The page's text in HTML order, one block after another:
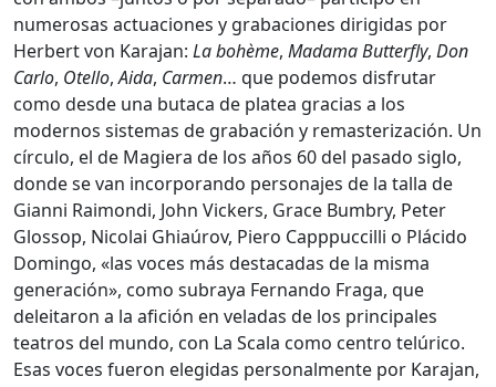
numerosas actuaciones y grabaciones dirigidas por
Herbert von Karajan: La bohème, Madama Butterfly, Don
Carlo, Otello,Aida, Carmen… que podemos disfrutar
como desde una butaca de platea gracias a los
modernos sistemas de grabación y remasterización. Un
círculo, el de Magiera de los años 60 del pasado siglo,
donde se van incorporando personajes de la talla de
Gianni Raimondi, John Vickers, Grace Bumbry, Peter
Glossop, Nicolai Ghiaúrov, Piero Capppuccilli o Plácido
Domingo, «las voces más destacadas de la misma
generación», como subraya Fernando Fraga, que
deleitaron a la afición en veladas de los principales
teatros del mundo, con La Scala como centro telúrico.
Esas voces fueron elegidas personalmente por Karajan,